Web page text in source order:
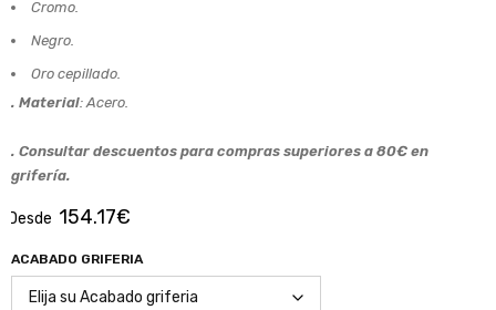
Cromo.
Negro.
Oro cepillado.
. Material: Acero.
. Consultar descuentos para compras superiores a 80€ en
grifería.
Desde 154.17€
ACABADO GRIFERIA